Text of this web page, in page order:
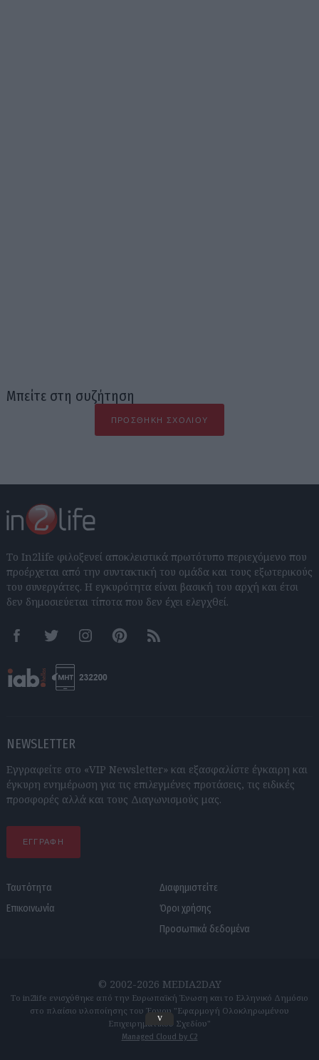
Μπείτε στη συζήτηση
ΠΡΟΣΘΉΚΗ ΣΧΟΛΊΟΥ
Το In2life φιλοξενεί αποκλειστικά πρωτότυπο περιεχόμενο που
προέρχεται από την συντακτική του ομάδα και τους εξωτερικούς
του συνεργάτες. Η εγκυρότητα είναι βασική του αρχή και έτσι
δεν δημοσιεύεται τίποτα που δεν έχει ελεγχθεί.
FacebookTwitter InstagramPinterestRSS feeds
NEWSLETTER
Εγγραφείτε στο «VIP Newsletter» και εξασφαλίστε έγκαιρη και
έγκυρη ενημέρωση για τις επιλεγμένες προτάσεις, τις ειδικές
προσφορές αλλά και τους Διαγωνισμούς μας.
ΕΓΓΡΑΦΗ
Ταυτότητα
Επικοινωνία
Διαφημιστείτε
Όροι χρήσης
Προσωπικά δεδομένα
© 2002-2026 MEDIA2DAY
Το in2life ενισχύθηκε από την Ευρωπαϊκή Ένωση και το Ελληνικό Δημόσιο
στο πλαίσιο υλοποίησης του Έργου "Εφαρμογή Ολοκληρωμένου
Επιχειρηματικού Σχεδίου"
Managed Cloud by C2
v